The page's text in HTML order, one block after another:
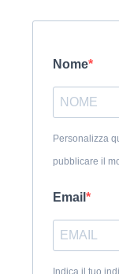
Nome
Personalizza
pubblicare il
Email
Indica il tuo